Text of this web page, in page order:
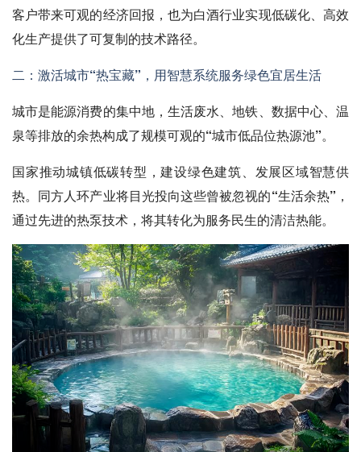
客户带来可观的经济回报，也为白酒行业实现低碳化、高效
化生产提供了可复制的技术路径。
二：激活城市“热宝藏”，用智慧系统服务绿色宜居生活
城市是能源消费的集中地，生活废水、地铁、数据中心、温
泉等排放的余热构成了规模可观的“城市低品位热源池”。
国家推动城镇低碳转型，建设绿色建筑、发展区域智慧供
热。同方人环产业将目光投向这些曾被忽视的“生活余热”，
通过先进的热泵技术，将其转化为服务民生的清洁热能。